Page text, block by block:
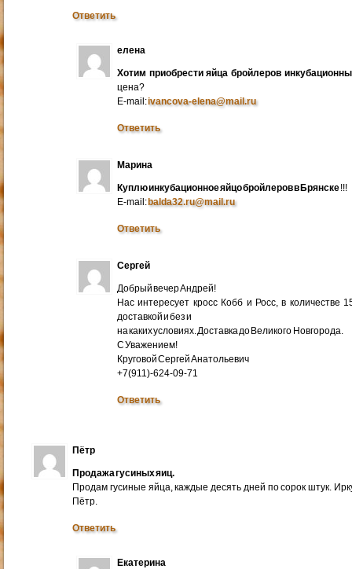
Ответить
елена
Хотим приобрести яйца бройлеров
цена?
E-mail:ivancova-elena@mail.ru
Ответить
Марина
Куплю инкубационное яйцо бройлеров в Брянске!!!
E-mail:balda32.ru@mail.ru
Ответить
Сергей
Добрый вечер Андрей!
Нас интересует кросс Кобб и Росс, в количестве
доставкой и без и
на каких условиях. Доставка до Великого Новгорода.
С Уважением!
Круговой Сергей Анатольевич
+7(911)-624-09-71
Ответить
Пётр
Продажа гусиных яиц.
Продам гусиные яйца, каждые десять дней по сорок штук.
Пётр.
Ответить
Екатерина